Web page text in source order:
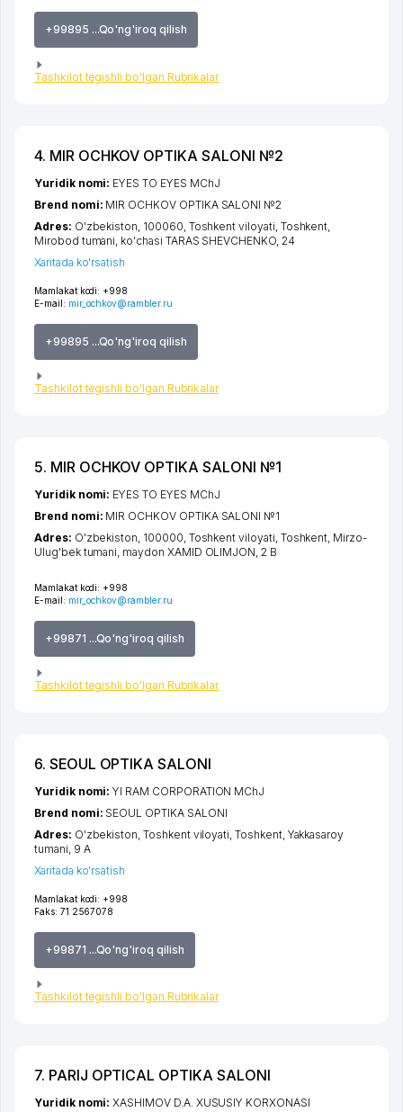
+99895 ...Qo'ng'iroq qilish
Tashkilot tegishli bo'lgan Rubrikalar
4. MIR OCHKOV OPTIKA SALONI №2
Mamlakat kodi: +998
E-mail: mir_ochkov@rambler.ru
+99895 ...Qo'ng'iroq qilish
Tashkilot tegishli bo'lgan Rubrikalar
Yuridik nomi: EYES TO EYES MChJ
Brend nomi: MIR OCHKOV OPTIKA SALONI №2
Adres: O'zbekiston, 100060, Toshkent viloyati Toshkent
Mirobod tumani ko'chasi TARAS SHEVCHENKO, 24
Xaritada ko'rsatish
5. MIR OCHKOV OPTIKA SALONI №1
Mamlakat kodi: +998
E-mail: mir_ochkov@rambler.ru
+99871 ...Qo'ng'iroq qilish
Tashkilot tegishli bo'lgan Rubrikalar
Yuridik nomi: EYES TO EYES MChJ
Brend nomi: MIR OCHKOV OPTIKA SALONI №1
Adres: O'zbekiston, 100000, Toshkent viloyati Toshkent Mirzo-
Ulug'bek tumani maydon XAMID OLIMJON , 2 B
6. SEOUL OPTIKA SALONI
Mamlakat kodi: +998
Faks: 71 2567078
+99871 ...Qo'ng'iroq qilish
Tashkilot tegishli bo'lgan Rubrikalar
Yuridik nomi:YI RAM CORPORATION MChJ
Brend nomi: SEOUL OPTIKA SALONI
Adres: O'zbekiston,Toshkent viloyati,Toshkent, Yakkasaroy
tumani, 9 А
Xaritada ko'rsatish
7. PARIJ OPTICAL OPTIKA SALONI
Yuridik nomi:XASHIMOV D.A. XUSUSIY KORXONASI